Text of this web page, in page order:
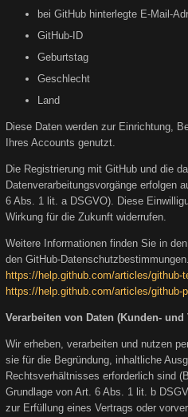
bei GitHub hinterlegte E-Mail-
GitHub-ID
Geburtstag
Geschlecht
Land
Diese Daten werden zur Einrichtung,
Ihres Accounts genutzt.
Die Registrierung mit GitHub und die
Datenverarbeitungsvorgänge erfolgen
6 Abs. 1 lit. a DSGVO). Diese
Wirkung für die Zukunft widerrufen.
Weitere Informationen finden Sie in
den GitHub-
https://help.github.com/articles/github-
https://help.github.com/articles/github-
Verarbeiten von Daten (Kunden- und
Wir erheben, verarbeiten und nutzen
sie für die Begründung, inhaltliche
Rechtsverhältnisses erforderlich sind
Grundlage von Art. 6 Abs. 1 lit. b
zur Erfüllung eines Vertrags oder